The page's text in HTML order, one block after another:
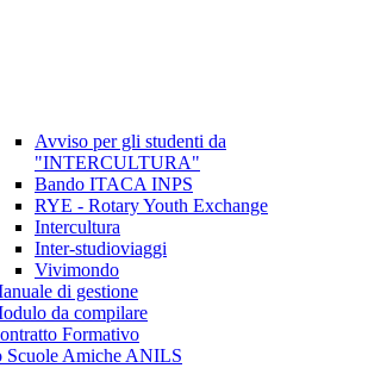
Avviso per gli studenti da
"INTERCULTURA"
Bando ITACA INPS
RYE - Rotary Youth Exchange
Intercultura
Inter-studioviaggi
Vivimondo
di gestione
da compilare
Formativo
Scuole Amiche ANILS